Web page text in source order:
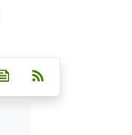
Whatsapp
auf Telegram
XNewsletter